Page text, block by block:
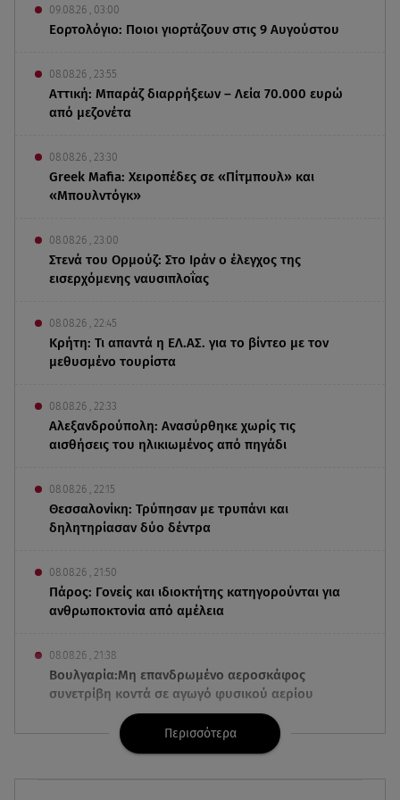
09.08.26 , 03:00
Εορτολόγιο: Ποιοι γιορτάζουν στις 9 Αυγούστου
08.08.26 , 23:55
Αττική: Μπαράζ διαρρήξεων – Λεία 70.000 ευρώ
από μεζονέτα
08.08.26 , 23:30
Greek Mafia: Χειροπέδες σε «Πίτμπουλ» και
«Μπουλντόγκ»
08.08.26 , 23:00
Στενά του Ορμούζ: Στο Ιράν ο έλεγχος της
εισερχόμενης ναυσιπλοΐας
08.08.26 , 22:45
Κρήτη: Τι απαντά η ΕΛ.ΑΣ. για το βίντεο με τον
μεθυσμένο τουρίστα
08.08.26 , 22:33
Αλεξανδρούπολη: Ανασύρθηκε χωρίς τις
αισθήσεις του ηλικιωμένος από πηγάδι
08.08.26 , 22:15
Θεσσαλονίκη: Τρύπησαν με τρυπάνι και
δηλητηρίασαν δύο δέντρα
08.08.26 , 21:50
Πάρος: Γονείς και ιδιοκτήτης κατηγορούνται για
ανθρωποκτονία από αμέλεια
08.08.26 , 21:38
Βουλγαρία:Μη επανδρωμένο αεροσκάφος
συνετρίβη κοντά σε αγωγό φυσικού αερίου
08.08.26 , 21:32
Φωτιά στην Αττικοβοιωτία: Ενέργεια ίση με έξι
ατομικές βόμβες
Περισσότερα